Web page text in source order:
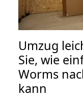
Umzug
Sie, wie
Worms
kann